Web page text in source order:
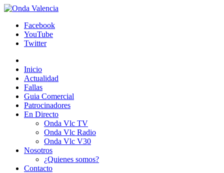
Facebook
YouTube
Twitter
Inicio
Actualidad
Fallas
Guia Comercial
Patrocinadores
En Directo
Onda Vlc TV
Onda Vlc Radio
Onda Vlc V30
Nosotros
¿Quienes somos?
Contacto